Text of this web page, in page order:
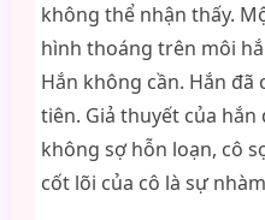
không thể nhận thấy.
hình thoáng trên môi
Hắn không cần. Hắn
tiên. Giả thuyết của hắn
không sợ hỗn loạn, cô
cốt lõi của cô là sự